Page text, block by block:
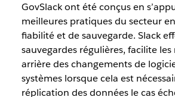
GovSlack ont été conçus en
meilleures pratiques du secteur
fiabilité et de sauvegarde. Slack
sauvegardes régulières, facilite
arrière des changements de
systèmes lorsque cela est
réplication des données le cas